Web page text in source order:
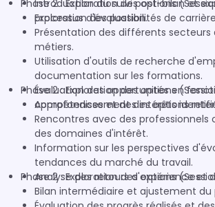
Introduction du suivi post-bilan et
processus d'évaluation.
Phase 2 : Exploration des options
Exploration des possibilités de
Présentation des différents
métiers.
Utilisation d'outils de recherche
documentation sur les formations.
Évaluation des opportunités en
compétences et des intérêts
Phase 2 : Exploration des options
Approfondissement des options
Rencontres avec des professionnels
des domaines d'intérêt.
Information sur les perspectives
tendances du marché du travail.
Analyse des retours d'expérience et
Phase 2 : Exploration des options
Bilan intermédiaire et ajustement du